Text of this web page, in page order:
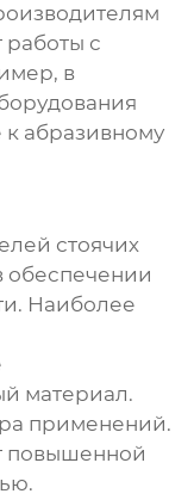
с
в
к абразивному
стоячих
обеспечении
Наиболее
материал.
применений.
повышенной